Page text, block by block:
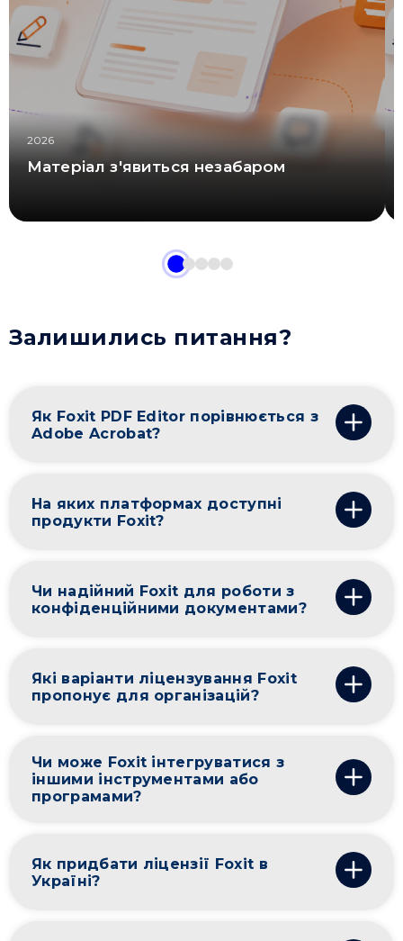
2026
Матеріал з'явиться незабаром
Залишились питання?
Як Foxit PDF Editor порівнюється з
Adobe Acrobat?
На яких платформах доступні
продукти Foxit?
Чи надійний Foxit для роботи з
конфіденційними документами?
Які варіанти ліцензування Foxit
пропонує для організацій?
Чи може Foxit інтегруватися з
іншими інструментами або
програмами?
Як придбати ліцензії Foxit в
Україні?